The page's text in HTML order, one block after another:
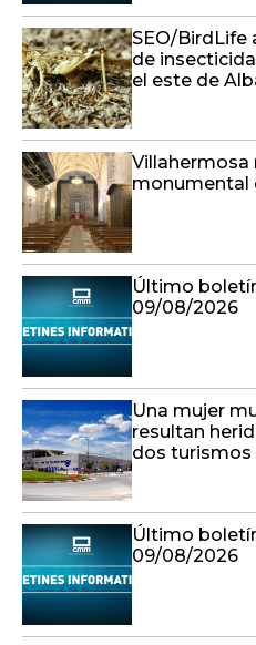
SEO/BirdLife
de
el este de
Villahermosa
monumental
Último
09/08/2026
Una mujer
resultan
dos turismos
Último
09/08/2026